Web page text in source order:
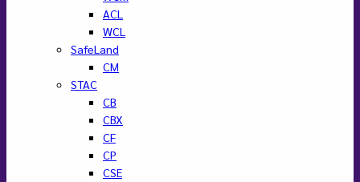
ACL
WCL
SafeLand
CM
STAC
CB
CBX
CF
CP
CSE